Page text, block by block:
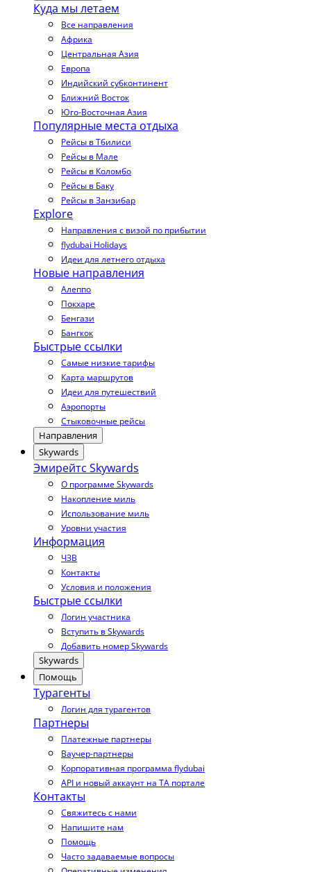
Куда мы летаем
Все направления
Африка
Центральная Азия
Европа
Индийский субконтинент
Ближний Восток
Юго-Восточная Азия
Популярные места отдыха
Рейсы в Тбилиси
Рейсы в Мале
Рейсы в Коломбо
Рейсы в Баку
Рейсы в Занзибар
Explore
Направления с визой по прибытии
flydubai Holidays
Идеи для летнего отдыха
Новые направления
Алеппо
Покхаре
Бенгази
Бангкок
Быстрые ссылки
Самые низкие тарифы
Карта маршрутов
Идеи для путешествий
Аэропорты
Стыковочные рейсы
Направления
Skywards
Эмирейтс Skywards
О программе Skywards
Накопление миль
Использование миль
Уровни участия
Информация
ЧЗВ
Контакты
Условия и положения
Быстрые ссылки
Логин участника
Вступить в Skywards
Добавить номер Skywards
Skywards
Помощь
Турагенты
Логин для турагентов
Партнеры
Платежные партнеры
Ваучер-партнеры
Корпоративная программа flydubai
API и новый аккаунт на TA портале
Контакты
Свяжитесь с нами
Напишите нам
Помощь
Часто задаваемые вопросы